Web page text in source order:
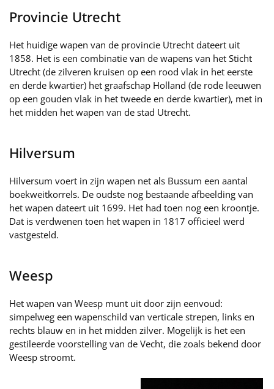
Provincie Utrecht
Het huidige wapen van de provincie Utrecht dateert uit
1858. Het is een combinatie van de wapens van het Sticht
Utrecht (de zilveren kruisen op een rood vlak in het eerste
en derde kwartier) het graafschap Holland (de rode leeuwen
op een gouden vlak in het tweede en derde kwartier), met in
het midden het wapen van de stad Utrecht.
Hilversum
Hilversum voert in zijn wapen net als Bussum een aantal
boekweitkorrels. De oudste nog bestaande afbeelding van
het wapen dateert uit 1699. Het had toen nog een kroontje.
Dat is verdwenen toen het wapen in 1817 officieel werd
vastgesteld.
Weesp
Het wapen van Weesp munt uit door zijn eenvoud:
simpelweg een wapenschild van verticale strepen, links en
rechts blauw en in het midden zilver. Mogelijk is het een
gestileerde voorstelling van de Vecht, die zoals bekend door
Weesp stroomt.